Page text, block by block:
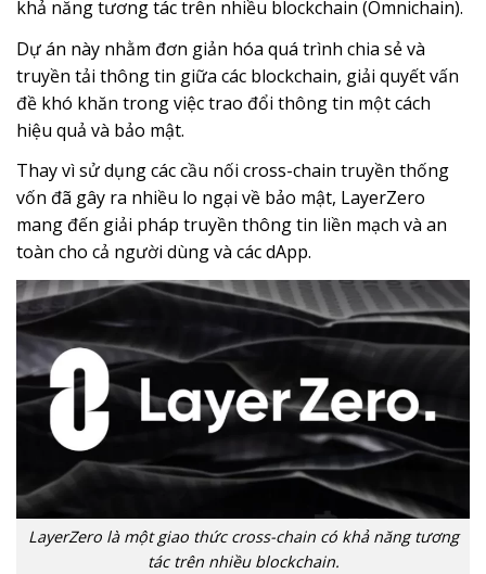
khả năng tương tác trên nhiều blockchain (Omnichain).
Dự án này nhằm đơn giản hóa quá trình chia sẻ và
truyền tải thông tin giữa các blockchain, giải quyết vấn
đề khó khăn trong việc trao đổi thông tin một cách
hiệu quả và bảo mật.
Thay vì sử dụng các cầu nối cross-chain truyền thống
vốn đã gây ra nhiều lo ngại về bảo mật, LayerZero
mang đến giải pháp truyền thông tin liền mạch và an
toàn cho cả người dùng và các dApp.
LayerZero là một giao thức cross-chain có khả năng tương
tác trên nhiều blockchain.